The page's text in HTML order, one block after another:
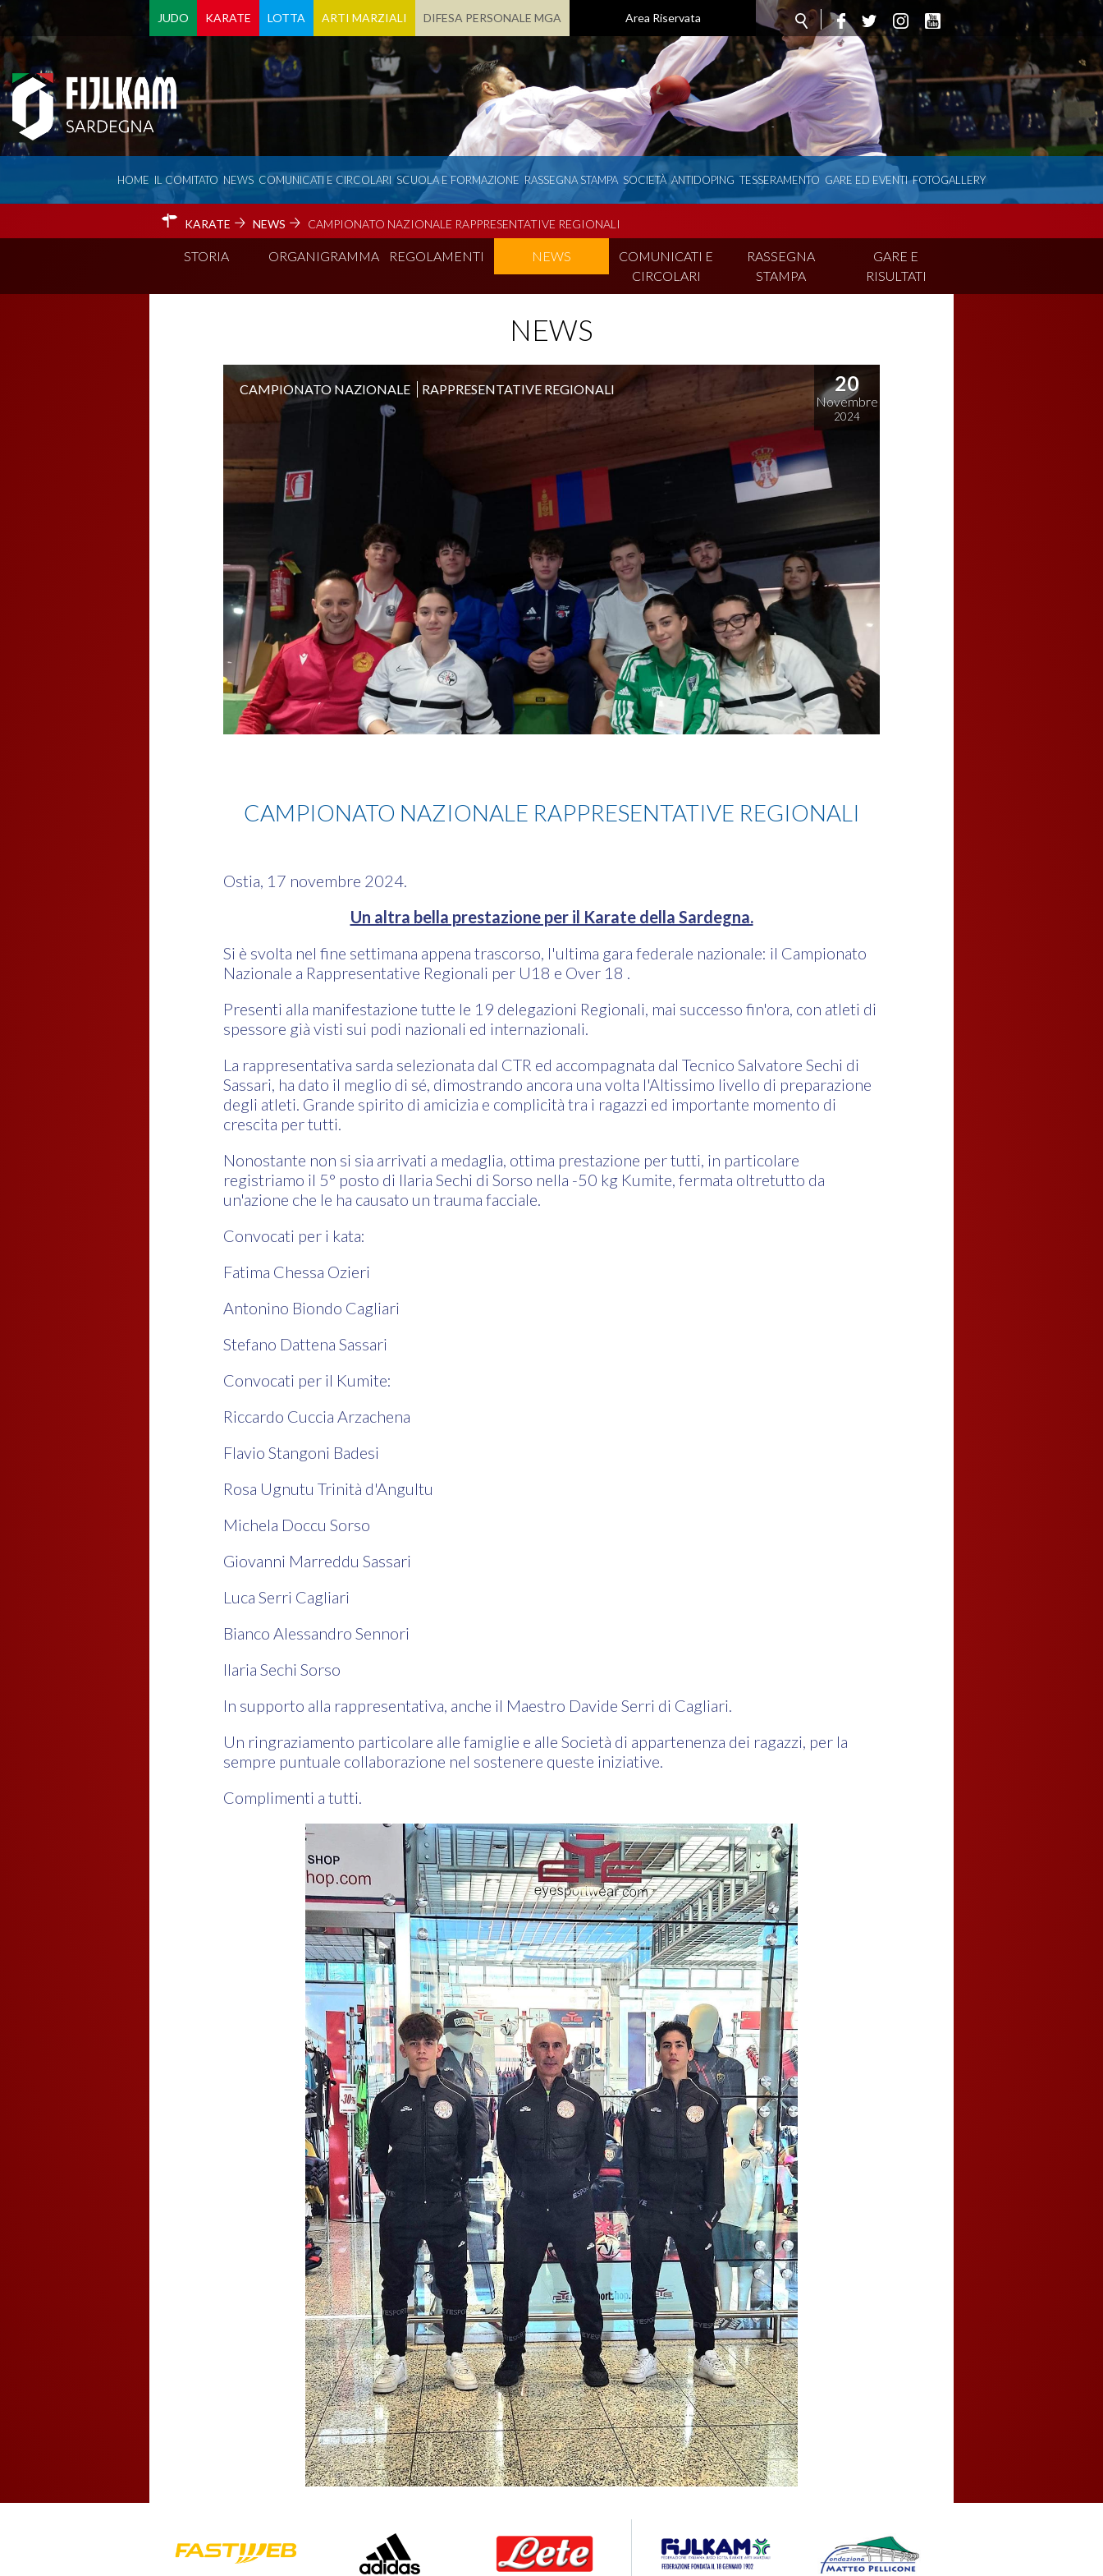
JUDO KARATE LOTTA ARTI MARZIALI DIFESA PERSONALE MGA Area Riservata
HOME IL COMITATO NEWS COMUNICATI E CIRCOLARI SCUOLA E FORMAZIONE RASSEGNA STAMPA SOCIETÀ ANTIDOPING TESSERAMENTO GARE ED EVENTI FOTOGALLERY
KARATE NEWS CAMPIONATO NAZIONALE RAPPRESENTATIVE REGIONALI
STORIA ORGANIGRAMMA REGOLAMENTI NEWS
COMUNICATI E
CIRCOLARI
RASSEGNA
STAMPA
GARE E
RISULTATI
NEWS
20
Novembre
2024
CAMPIONATO NAZIONALE RAPPRESENTATIVE REGIONALI
CAMPIONATO NAZIONALE RAPPRESENTATIVE REGIONALI
Ostia, 17 novembre 2024.
Un altra bella prestazione per il Karate della Sardegna.
Si è svolta nel fine settimana appena trascorso, l'ultima gara federale nazionale: il Campionato
Nazionale a Rappresentative Regionali per U18 e Over 18 .
Presenti alla manifestazione tutte le 19 delegazioni Regionali, mai successo fin'ora, con atleti di
spessore già visti sui podi nazionali ed internazionali.
La rappresentativa sarda selezionata dal CTR ed accompagnata dal Tecnico Salvatore Sechi di
Sassari, ha dato il meglio di sé, dimostrando ancora una volta l'Altissimo livello di preparazione
degli atleti. Grande spirito di amicizia e complicità tra i ragazzi ed importante momento di
crescita per tutti.
Nonostante non si sia arrivati a medaglia, ottima prestazione per tutti, in particolare
registriamo il 5° posto di Ilaria Sechi di Sorso nella -50 kg Kumite, fermata oltretutto da
un'azione che le ha causato un trauma facciale.
Convocati per i kata:
Fatima Chessa Ozieri
Antonino Biondo Cagliari
Stefano Dattena Sassari
Convocati per il Kumite:
Riccardo Cuccia Arzachena
Flavio Stangoni Badesi
Rosa Ugnutu Trinità d'Angultu
Michela Doccu Sorso
Giovanni Marreddu Sassari
Luca Serri Cagliari
Bianco Alessandro Sennori
Ilaria Sechi Sorso
In supporto alla rappresentativa, anche il Maestro Davide Serri di Cagliari.
Un ringraziamento particolare alle famiglie e alle Società di appartenenza dei ragazzi, per la
sempre puntuale collaborazione nel sostenere queste iniziative.
Complimenti a tutti.